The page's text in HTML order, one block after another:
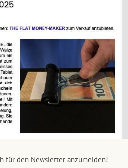
für den Newsletter anzumelden!